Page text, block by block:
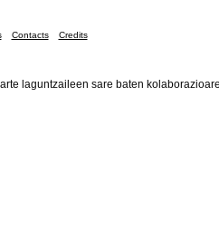
Contacts Credits
laguntzaileen sare baten